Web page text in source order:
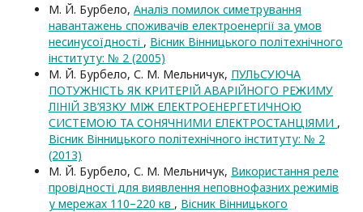
М. Й. Бурбело, Аналіз помилок симетрування
навантажень споживачів електроенергії за умов
несинусоїдності , Вісник Вінницького політехнічного
інституту: № 2 (2005)
М. Й. Бурбело, С. М. Мельничук, ПУЛЬСУЮЧА
ПОТУЖНІСТЬ ЯК КРИТЕРІЙ АВАРІЙНОГО РЕЖИМУ
ЛІНІЙ ЗВ’ЯЗКУ МІЖ ЕЛЕКТРОЕНЕРГЕТИЧНОЮ
СИСТЕМОЮ ТА СОНЯЧНИМИ ЕЛЕКТРОСТАНЦІЯМИ ,
Вісник Вінницького політехнічного інституту: № 2
(2013)
М. Й. Бурбело, С. М. Мельничук, Використання реле
провідності для виявлення неповнофазних режимів
у мережах 110–220 кв , Вісник Вінницького